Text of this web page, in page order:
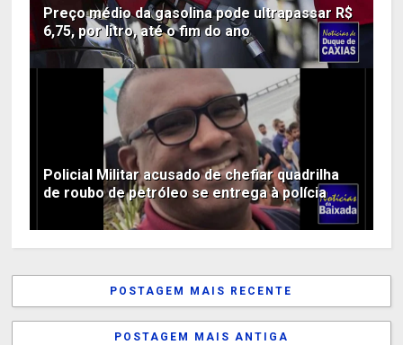
Preço médio da gasolina pode ultrapassar R$
6,75, por litro, até o fim do ano
Policial Militar acusado de chefiar quadrilha
de roubo de petróleo se entrega à polícia
POSTAGEM MAIS RECENTE
POSTAGEM MAIS ANTIGA